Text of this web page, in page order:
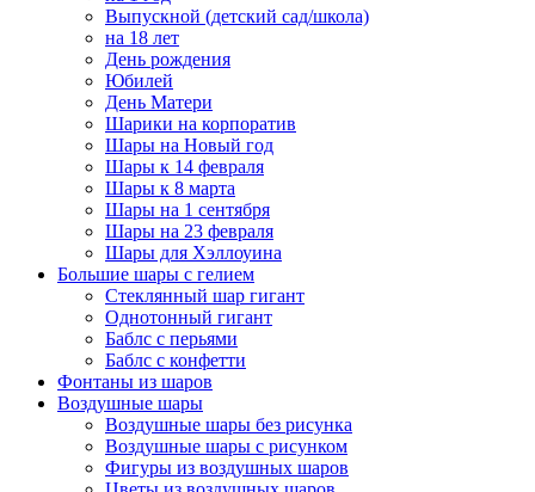
Выпускной (детский сад/школа)
на 18 лет
День рождения
Юбилей
День Матери
Шарики на корпоратив
Шары на Новый год
Шары к 14 февраля
Шары к 8 марта
Шары на 1 сентября
Шары на 23 февраля
Шары для Хэллоуина
Большие шары с гелием
Стеклянный шар гигант
Однотонный гигант
Баблс с перьями
Баблс с конфетти
Фонтаны из шаров
Воздушные шары
Воздушные шары без рисунка
Воздушные шары с рисунком
Фигуры из воздушных шаров